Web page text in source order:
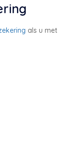
als u met